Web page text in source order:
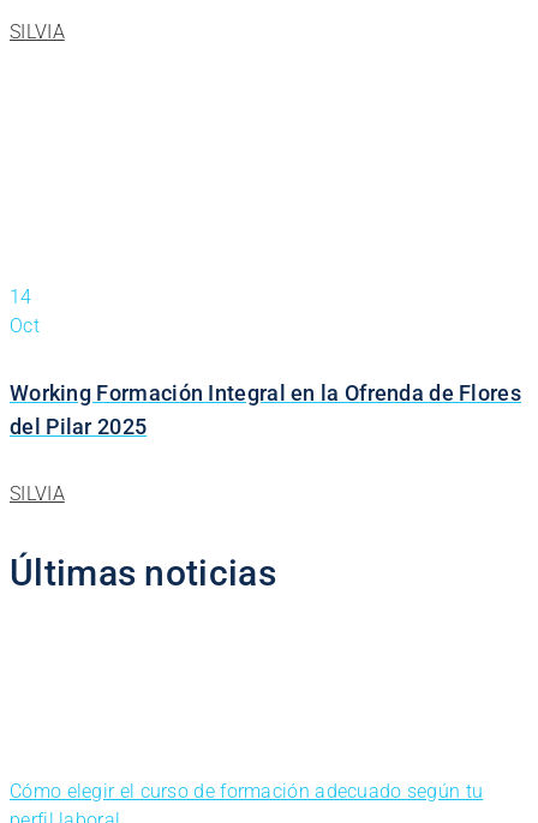
SILVIA
14
Oct
Working Formación Integral en la Ofrenda de Flores
del Pilar 2025
SILVIA
Últimas noticias
Cómo elegir el curso de formación adecuado según tu